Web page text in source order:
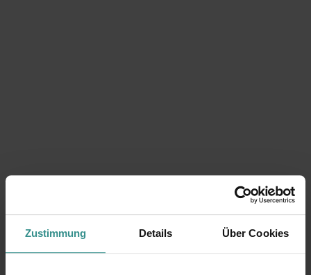
Zustimmung Details Über Cookies
Du suchst nach weiteren besonderen Höhepunkten?